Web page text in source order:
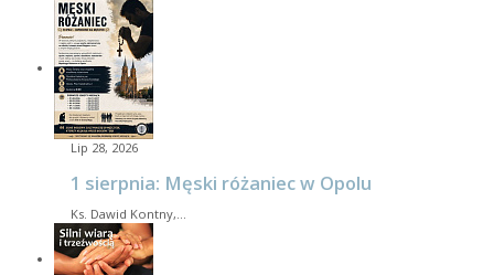
Lip 28, 2026
1 sierpnia: Męski różaniec w Opolu
Ks. Dawid Kontny,…